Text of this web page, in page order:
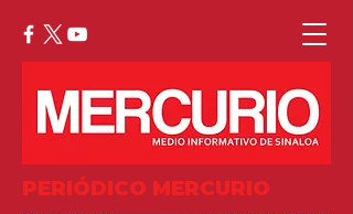
PERIÓDICO MERCURIO